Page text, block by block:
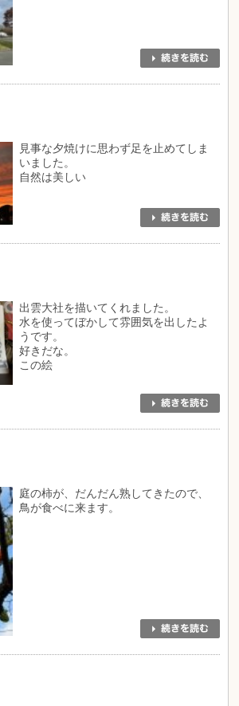
見事な夕焼けに思わず足を止めてしま
いました。
自然は美しい
出雲大社を描いてくれました。
水を使ってぼかして雰囲気を出したよ
うです。
好きだな。
この絵
庭の柿が、だんだん熟してきたので、
鳥が食べに来ます。